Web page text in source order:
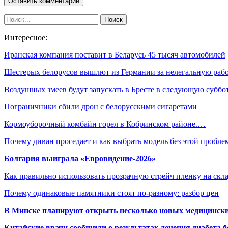
Интересное:
Иранская компания поставит в Беларусь 45 тысяч автомобилей
Шестерых белорусов вышлют из Германии за нелегальную
Воздушных змеев будут запускать в Бресте в следующую
Пограничники сбили дрон с белорусскими сигаретами
Кормоуборочный комбайн горел в Кобринском районе.…
Почему диван проседает и как выбрать модель без этой
Болгария выиграла «Евровидение-2026»
Как правильно использовать прозрачную стрейч пленку на
Почему одинаковые памятники стоят по-разному: разбор цен
В Минске планируют открыть несколько новых